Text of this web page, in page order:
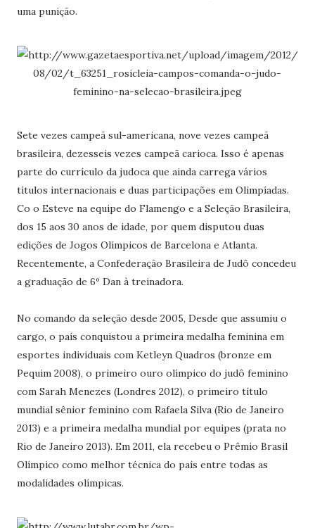
uma punição.
Sete vezes campeã sul-americana, nove vezes campeã
brasileira, dezesseis vezes campeã carioca. Isso é apenas
parte do currículo da judoca que ainda carrega vários
títulos internacionais e duas participações em Olimpíadas.
Co o Esteve na equipe do Flamengo e a Seleção Brasileira,
dos 15 aos 30 anos de idade, por quem disputou duas
edições de Jogos Olímpicos de Barcelona e Atlanta.
Recentemente, a Confederação Brasileira de Judô concedeu
a graduação de 6º Dan à treinadora.
No comando da seleção desde 2005, Desde que assumiu o
cargo, o país conquistou a primeira medalha feminina em
esportes individuais com Ketleyn Quadros (bronze em
Pequim 2008), o primeiro ouro olímpico do judô feminino
com Sarah Menezes (Londres 2012), o primeiro título
mundial sênior feminino com Rafaela Silva (Rio de Janeiro
2013) e a primeira medalha mundial por equipes (prata no
Rio de Janeiro 2013). Em 2011, ela recebeu o Prêmio Brasil
Olímpico como melhor técnica do país entre todas as
modalidades olímpicas.